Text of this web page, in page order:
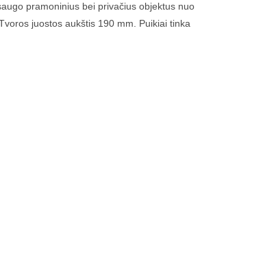
pramoninius bei privačius objektus nuo
juostos aukštis 190 mm. Puikiai tinka